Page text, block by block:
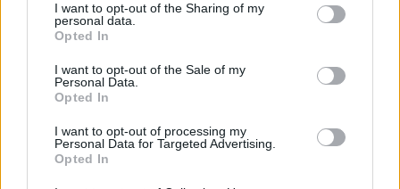
I want to opt-out of the Sharing of my
personal data.
Opted In
I want to opt-out of the Sale of my
Personal Data.
Opted In
I want to opt-out of processing my
Personal Data for Targeted Advertising.
Opted In